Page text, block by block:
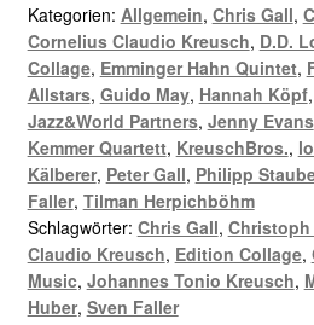
Kategorien: Allgemein, Chris Gall,
Cornelius Claudio Kreusch, D.D.
Collage, Emminger Hahn Quintet,
Allstars, Guido May, Hannah Köpf,
Jazz&World Partners, Jenny Evans
Kemmer Quartett, KreuschBros.,
Kälberer, Peter Gall, Philipp
Faller, Tilman Herpichböhm
Schlagwörter: Chris Gall, Christoph
Claudio Kreusch, Edition Collage,
Music, Johannes Tonio Kreusch,
Huber, Sven Faller